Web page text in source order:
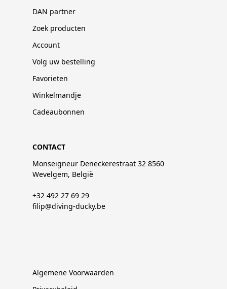
DAN partner
Zoek producten
Account
Volg uw bestelling
Favorieten
Winkelmandje
Cadeaubonnen
CONTACT
Monseigneur Deneckerestraat 32 8560
Wevelgem, België
+32 492 27 69 29
filip@diving-ducky.be
Algemene Voorwaarden